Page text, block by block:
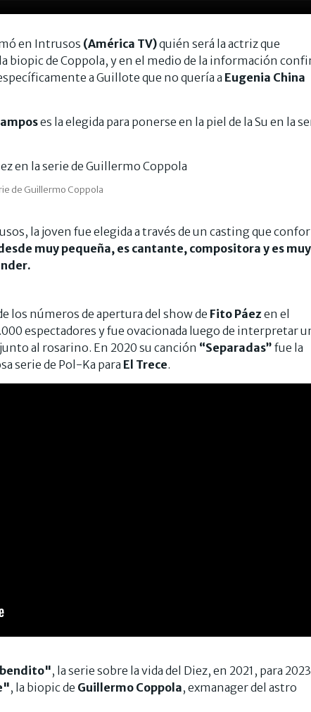
en Intrusos (América TV)quién será la actriz que
biopic de Coppola, y en el medio de la información
a Guillote que no quería a Eugenia China
es la elegida para ponerse en la piel de la Su en la
de Guillermo Coppola
la joven fue elegida a través de un casting que
muy pequeña, es cantante, compositora y es muy
los números de apertura del show de Fito Páezen el
espectadores y fue ovacionada luego de interpretar
al rosarino. En 2020 su canción “Separadas” fue la
serie de Pol-Ka para El Trece.
bendito", la serie sobre la vida del Diez, en 2021, para
, la biopic de Guillermo Coppola, exmanager del astro